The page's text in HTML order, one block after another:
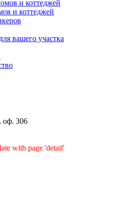
и коттеджей
и коттеджей
вашего участка
оф. 306
with page 'detail'